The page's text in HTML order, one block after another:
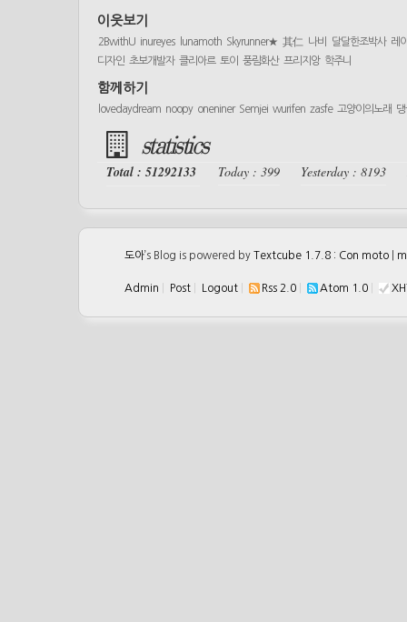
이웃보기
2BwithU inureyes lunamoth Skyrunner★ 其仁 나비 달달한조박사 레
디자인 초보개발자 클리아르 토이 풍림화산 프리지앙 학주니
함께하기
lovedaydream noopy oneniner Semjei wurifen zasfe 고양이의노래
statistics
Total : 51292133 Today : 399 Yesterday : 8193
도아’s Blog is powered by Textcube 1.7.8 : Con moto
Admin Post Logout Rss 2.0 Atom 1.0